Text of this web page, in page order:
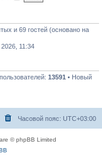
и 69 гостей (основано на
11:34
13591 • Новый
Часовой пояс: UTC+03:00
© phpBB Limited